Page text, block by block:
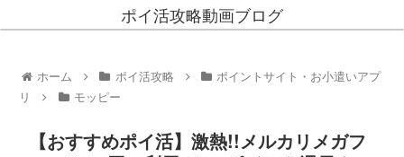
ポイ活攻略動画ブログ
ホーム ポイ活攻略
ポイントサイト・お小遣いアプ
リ
モッピー
【おすすめポイ活】激熱!!メルカリメガフ